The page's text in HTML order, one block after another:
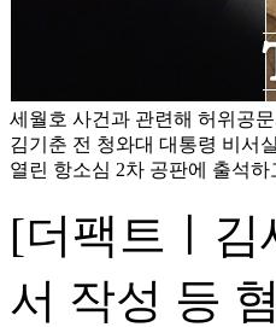
세월호 사건과 관련해 허위공
김기춘 전 청와대 대통령 비서
열린 항소심 2차 공판에 출석
[더팩트ㅣ김
서 작성 등